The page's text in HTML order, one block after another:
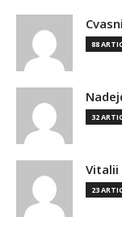
88
32
Vitalii
23